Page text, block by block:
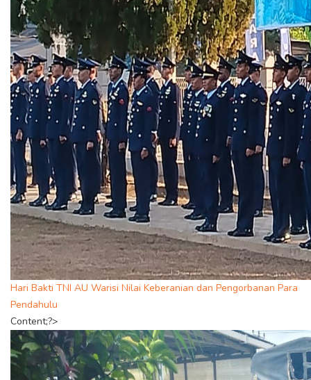
Hari Bakti TNI AU Warisi Nilai Keberanian dan Pengorbanan Para
Pendahulu
Content;?>